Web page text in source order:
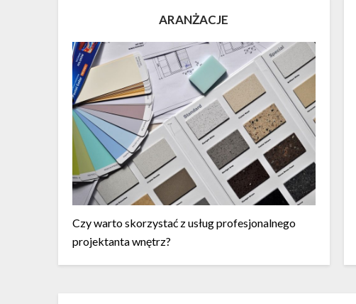
ARANŻACJE
Czy warto skorzystać z usług profesjonalnego
projektanta wnętrz?